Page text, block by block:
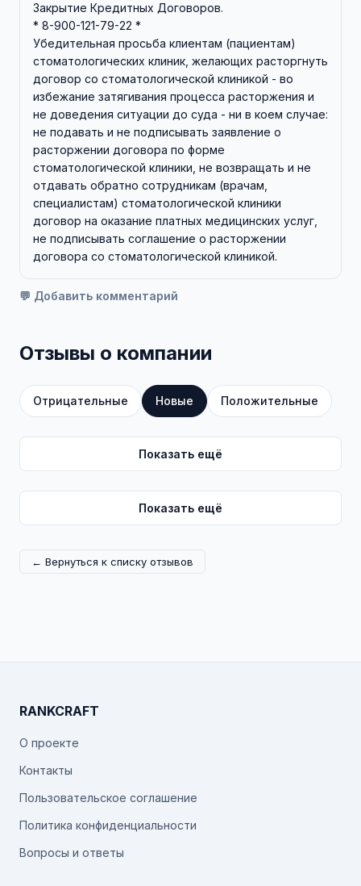
Закрытие Кредитных Договоров.
* 8-900-121-79-22 *
Убедительная просьба клиентам (пациентам)
стоматологических клиник, желающих расторгнуть
договор со стоматологической клиникой - во
избежание затягивания процесса расторжения и
не доведения ситуации до суда - ни в коем случае:
не подавать и не подписывать заявление о
расторжении договора по форме
стоматологической клиники, не возвращать и не
отдавать обратно сотрудникам (врачам,
специалистам) стоматологической клиники
договор на оказание платных медицинских услуг,
не подписывать соглашение о расторжении
договора со стоматологической клиникой.
💬 Добавить комментарий
Отзывы о компании
Отрицательные Новые Положительные
Показать ещё
Показать ещё
← Вернуться к списку отзывов
RANKCRAFT
О проекте
Контакты
Пользовательское соглашение
Политика конфиденциальности
Вопросы и ответы